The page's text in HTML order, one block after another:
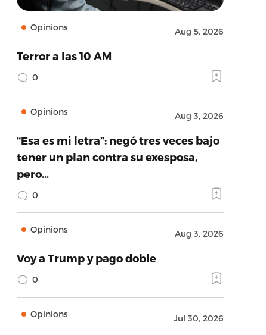
Opinions Aug 5, 2026
Terror a las 10 AM
0
Opinions Aug 3, 2026
“Esa es mi letra”: negó tres veces bajo
tener un plan contra su exesposa,
pero…
0
Opinions Aug 3, 2026
Voy a Trump y pago doble
0
Opinions Jul 30, 2026